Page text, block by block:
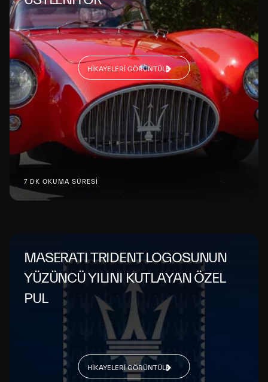
7 DK OKUMA SÜRESİ
HIKAYELERI GÖRÜNTÜLE
MASERATI TRIDENT LOGOSUNUN
YÜZÜNCÜ YILINI KUTLAYAN ÖZEL
PUL
HIKAYELERI GÖRÜNTÜLE